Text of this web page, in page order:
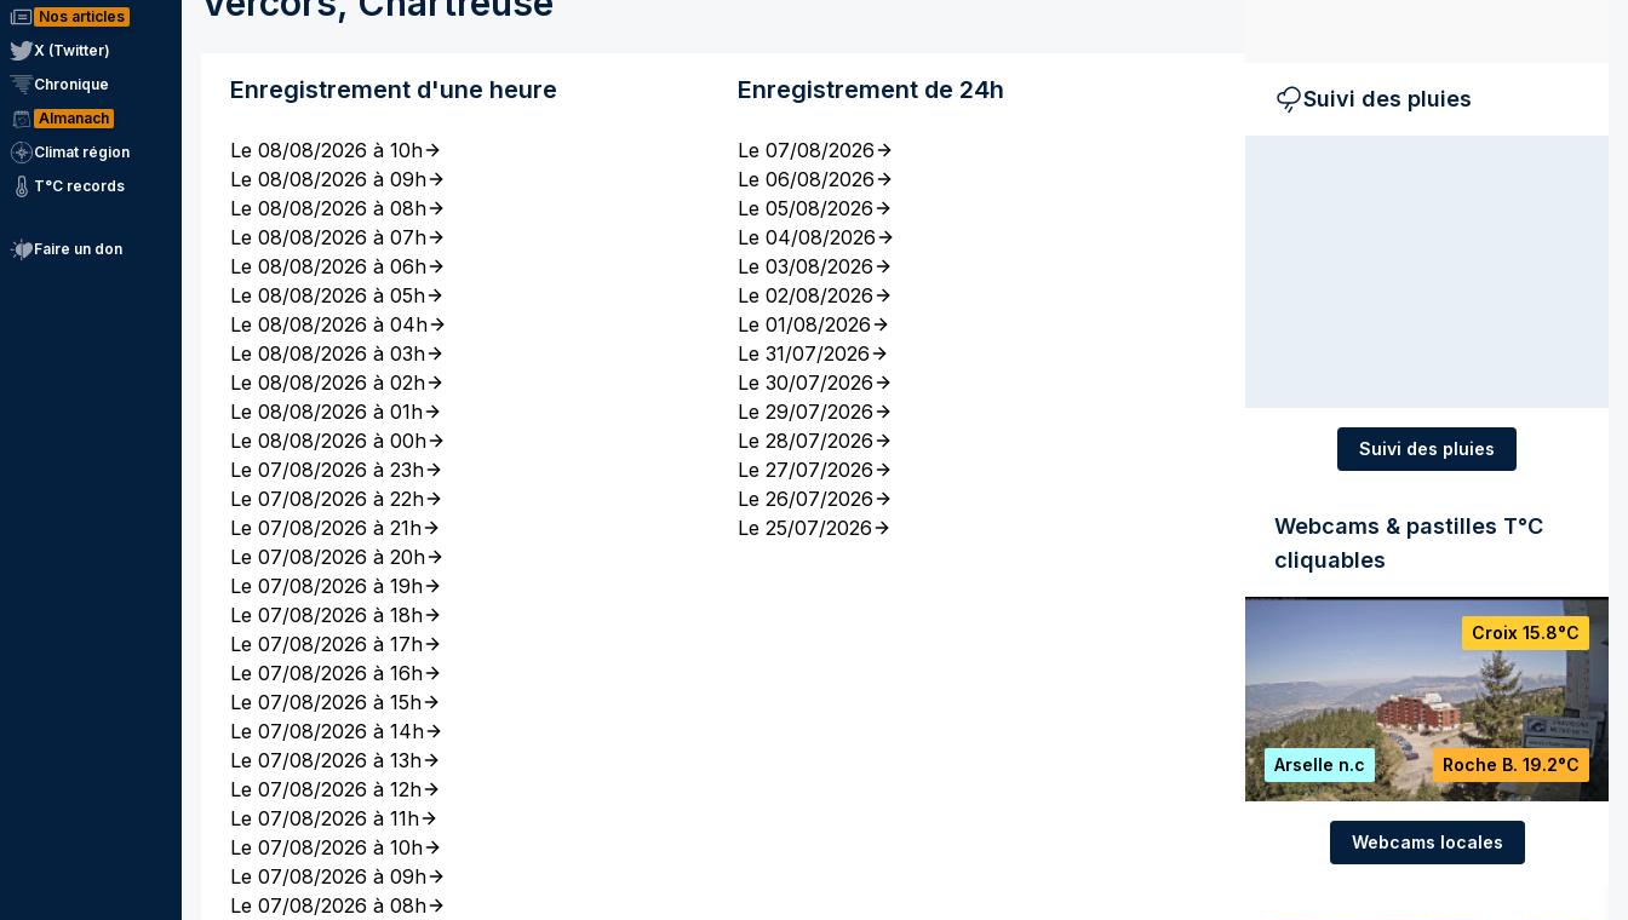
Nos articles
X (Twitter)
Chronique
Almanach
Climat région
T°C records
Faire un don
Enregistrement d'une heure
Le 08/08/2026 à 10h
Le 08/08/2026 à 09h
Le 08/08/2026 à 08h
Le 08/08/2026 à 07h
Le 08/08/2026 à 06h
Le 08/08/2026 à 05h
Le 08/08/2026 à 04h
Le 08/08/2026 à 03h
Le 08/08/2026 à 02h
Le 08/08/2026 à 01h
Le 08/08/2026 à 00h
Le 07/08/2026 à 23h
Le 07/08/2026 à 22h
Le 07/08/2026 à 21h
Le 07/08/2026 à 20h
Le 07/08/2026 à 19h
Le 07/08/2026 à 18h
Le 07/08/2026 à 17h
Le 07/08/2026 à 16h
Le 07/08/2026 à 15h
Le 07/08/2026 à 14h
Le 07/08/2026 à 13h
Le 07/08/2026 à 12h
Le 07/08/2026 à 11h
Le 07/08/2026 à 10h
Le 07/08/2026 à 09h
Le 07/08/2026 à 08h
Enregistrement de 24h
Le 07/08/2026
Le 06/08/2026
Le 05/08/2026
Le 04/08/2026
Le 03/08/2026
Le 02/08/2026
Le 01/08/2026
Le 31/07/2026
Le 30/07/2026
Le 29/07/2026
Le 28/07/2026
Le 27/07/2026
Le 26/07/2026
Le 25/07/2026
Suivi des pluies
Suivi des pluies
Webcams & pastilles T°C
cliquables
Croix 15.8°C
Arselle n.c Roche B. 19.2°C
Webcams locales